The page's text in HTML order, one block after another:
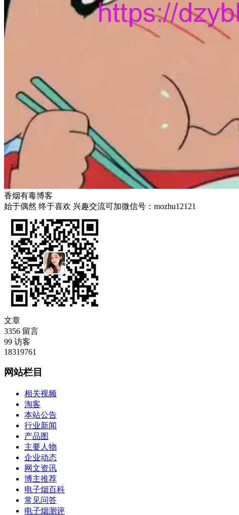
香烟有毒博客
始于偶然 终于喜欢 兴趣交流可加微信号：mozhu12121
文章
3356 留言
99 访客
18319761
网站栏目
相关视频
淘客
本站公告
行业新闻
产品图
主要人物
企业动态
网文资讯
博主推荐
电子烟百科
常见问答
电子烟测评